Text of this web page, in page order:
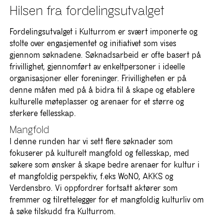
Hilsen fra fordelingsutvalget
Fordelingsutvalget i Kulturrom er svært imponerte og
stolte over engasjementet og initiativet som vises
gjennom søknadene. Søknadsarbeid er ofte basert på
frivillighet, gjennomført av enkeltpersoner i ideelle
organisasjoner eller foreninger. Frivilligheten er på
denne måten med på å bidra til å skape og etablere
kulturelle møteplasser og arenaer for et større og
sterkere fellesskap.
Mangfold
I denne runden har vi sett flere søknader som
fokuserer på kulturelt mangfold og fellesskap, med
søkere som ønsker å skape bedre arenaer for kultur i
et mangfoldig perspektiv, f.eks WoNO, AKKS og
Verdensbro. Vi oppfordrer fortsatt aktører som
fremmer og tilrettelegger for et mangfoldig kulturliv om
å søke tilskudd fra Kulturrom.